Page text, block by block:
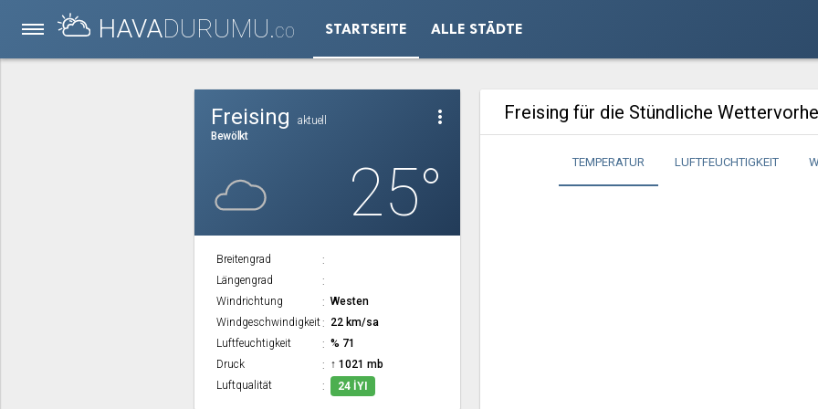
HAVADURUMU.CO STARTSEITE ALLE STÄDTE
more_vert
Freising
aktuell
Bewölkt
25°
Breitengrad
Längengrad
Windrichtung
Westen
Windgeschwindigkeit
22 km/sa
Luftfeuchtigkeit
% 71
Druck
↑ 1021 mb
Luftqualität
24 İYI
Freising für die Stündliche
TEMPERATUR LUFTFEUCHTIGKEIT